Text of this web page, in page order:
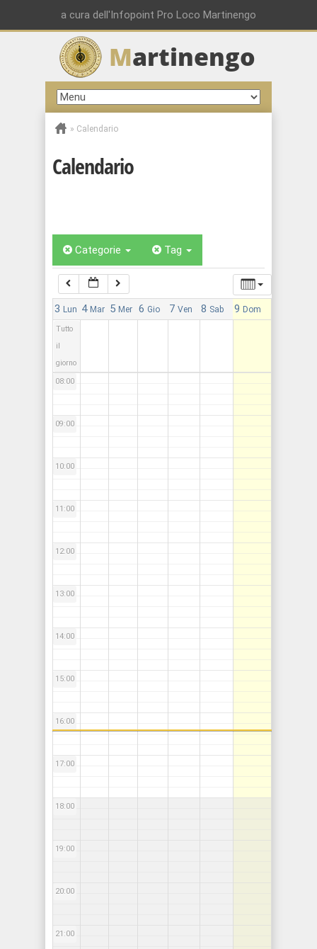
a cura dell'Infopoint Pro Loco Martinengo
Martinengo
» Calendario
Calendario
Categorie Tag
3 Lun 4 Mar 5 Mer 6 Gio 7 Ven 8 Sab 9 Dom
Tutto
il
giorno
00:00
01:00
02:00
03:00
05:00
06:00
08:00
09:00
10:00
11:00
12:00
13:00
14:00
15:00
16:00
17:00
18:00
19:00
20:00
21:00